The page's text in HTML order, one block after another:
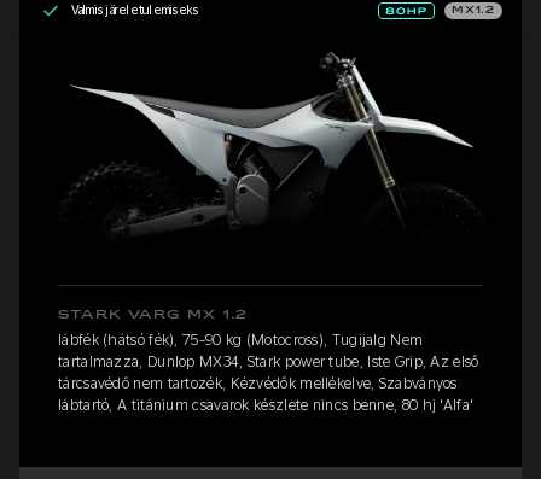
Valmis järeletulemiseks MX1.2
STARK VARG MX 1.2
lábfék (hátsó fék), 75-90 kg (Motocross), Tugijalg Nem
tartalmazza, Dunlop MX34, Stark power tube, Iste Grip, Az első
tárcsavédő nem tartozék, Kézvédők mellékelve, Szabványos
lábtartó, A titánium csavarok készlete nincs benne, 80 hj 'Alfa'